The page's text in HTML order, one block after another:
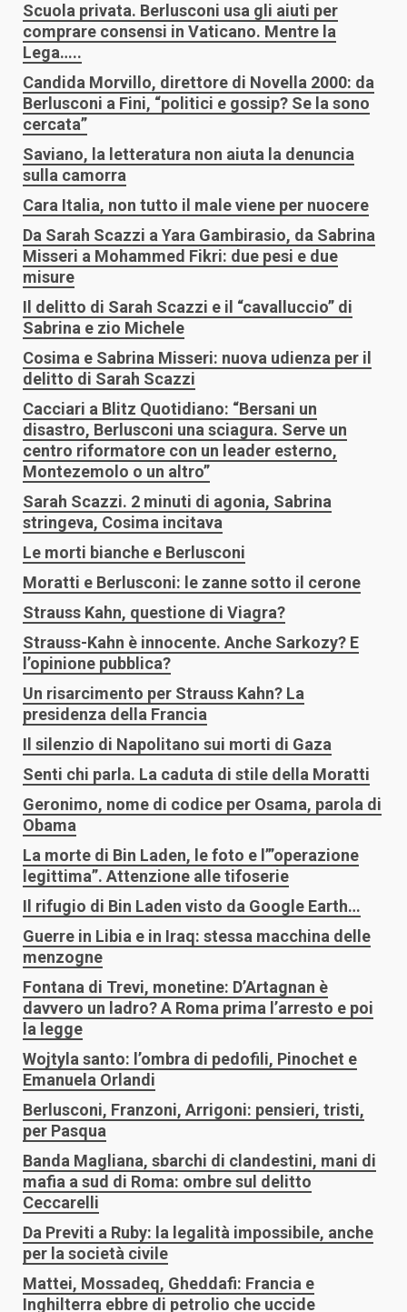
Scuola privata. Berlusconi usa gli aiuti per
comprare consensi in Vaticano. Mentre la
Lega…..
Candida Morvillo, direttore di Novella 2000: da
Berlusconi a Fini, “politici e gossip? Se la sono
cercata”
Saviano, la letteratura non aiuta la denuncia
sulla camorra
Cara Italia, non tutto il male viene per nuocere
Da Sarah Scazzi a Yara Gambirasio, da Sabrina
Misseri a Mohammed Fikri: due pesi e due
misure
Il delitto di Sarah Scazzi e il “cavalluccio” di
Sabrina e zio Michele
Cosima e Sabrina Misseri: nuova udienza per il
delitto di Sarah Scazzi
Cacciari a Blitz Quotidiano: “Bersani un
disastro, Berlusconi una sciagura. Serve un
centro riformatore con un leader esterno,
Montezemolo o un altro”
Sarah Scazzi. 2 minuti di agonia, Sabrina
stringeva, Cosima incitava
Le morti bianche e Berlusconi
Moratti e Berlusconi: le zanne sotto il cerone
Strauss Kahn, questione di Viagra?
Strauss-Kahn è innocente. Anche Sarkozy? E
l’opinione pubblica?
Un risarcimento per Strauss Kahn? La
presidenza della Francia
Il silenzio di Napolitano sui morti di Gaza
Senti chi parla. La caduta di stile della Moratti
Geronimo, nome di codice per Osama, parola di
Obama
La morte di Bin Laden, le foto e l’”operazione
legittima”. Attenzione alle tifoserie
Il rifugio di Bin Laden visto da Google Earth…
Guerre in Libia e in Iraq: stessa macchina delle
menzogne
Fontana di Trevi, monetine: D’Artagnan è
davvero un ladro? A Roma prima l’arresto e poi
la legge
Wojtyla santo: l’ombra di pedofili, Pinochet e
Emanuela Orlandi
Berlusconi, Franzoni, Arrigoni: pensieri, tristi,
per Pasqua
Banda Magliana, sbarchi di clandestini, mani di
mafia a sud di Roma: ombre sul delitto
Ceccarelli
Da Previti a Ruby: la legalità impossibile, anche
per la società civile
Mattei, Mossadeq, Gheddafi: Francia e
Inghilterra ebbre di petrolio che uccide